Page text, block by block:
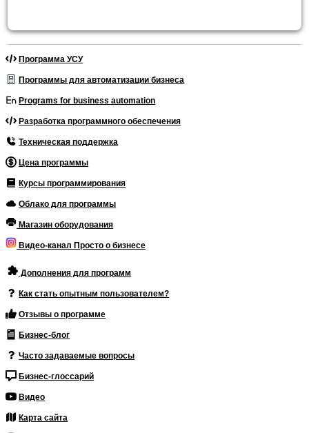
Программа УСУ
Программы для автоматизации бизнеса
Programs for business automation
Разработка программного обеспечения
Техническая поддержка
Цена программы
Курсы программирования
Облако для программы
Магазин оборудования
Видео-канал Просто о бизнесе
Дополнения для программ
Как стать опытным пользователем?
Отзывы о программе
Бизнес-блог
Часто задаваемые вопросы
Бизнес-глоссарий
Видео
Карта сайта